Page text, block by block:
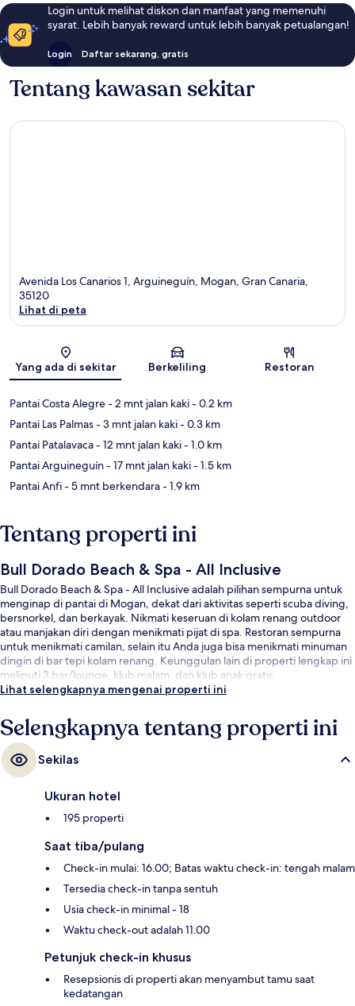
Login untuk melihat diskon dan manfaat yang memenuhi
syarat. Lebih banyak reward untuk lebih banyak petualangan!
Login Daftar sekarang, gratis
Tentang kawasan sekitar
Avenida Los Canarios 1, Arguineguín, Mogan, Gran Canaria,
35120
Lihat di peta
Yang ada di sekitar Berkeliling Restoran
Pantai Costa Alegre- 2 mnt jalan kaki- 0.2 km
Pantai Las Palmas- 3 mnt jalan kaki- 0.3 km
Pantai Patalavaca- 12 mnt jalan kaki- 1.0 km
Pantai Arguineguín- 17 mnt jalan kaki- 1.5 km
Pantai Anfi- 5 mnt berkendara- 1.9 km
Tentang properti ini
Bull Dorado Beach & Spa - All Inclusive
Bull Dorado Beach & Spa - All Inclusive adalah pilihan sempurna untuk
menginap di pantai di Mogan, dekat dari aktivitas seperti scuba diving,
bersnorkel, dan berkayak. Nikmati keseruan di kolam renang outdoor
atau manjakan diri dengan menikmati pijat di spa. Restoran sempurna
untuk menikmati camilan, selain itu Anda juga bisa menikmati minuman
dingin di bar tepi kolam renang. Keunggulan lain di properti lengkap ini
meliputi 3 bar/lounge, klub malam, dan klub anak gratis.
Lihat selengkapnya mengenai properti ini
Selengkapnya tentang properti ini
Sekilas
Ukuran hotel
195 properti
Saat tiba/pulang
Check-in mulai: 16.00; Batas waktu check-in: tengah malam
Tersedia check-in tanpa sentuh
Usia check-in minimal - 18
Waktu check-out adalah 11.00
Petunjuk check-in khusus
Resepsionis di properti akan menyambut tamu saat
kedatangan